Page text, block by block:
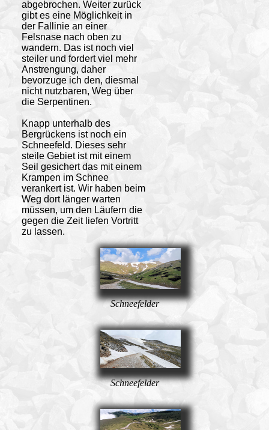
abgebrochen. Weiter zurück
gibt es eine Möglichkeit in
der Fallinie an einer
Felsnase nach oben zu
wandern. Das ist noch viel
steiler und fordert viel mehr
Anstrengung, daher
bevorzuge ich den, diesmal
nicht nutzbaren, Weg über
die Serpentinen.
Knapp unterhalb des
Bergrückens ist noch ein
Schneefeld. Dieses sehr
steile Gebiet ist mit einem
Seil gesichert das mit einem
Krampen im Schnee
verankert ist. Wir haben beim
Weg dort länger warten
müssen, um den Läufern die
gegen die Zeit liefen Vortritt
zu lassen.
Schneefelder
Schneefelder